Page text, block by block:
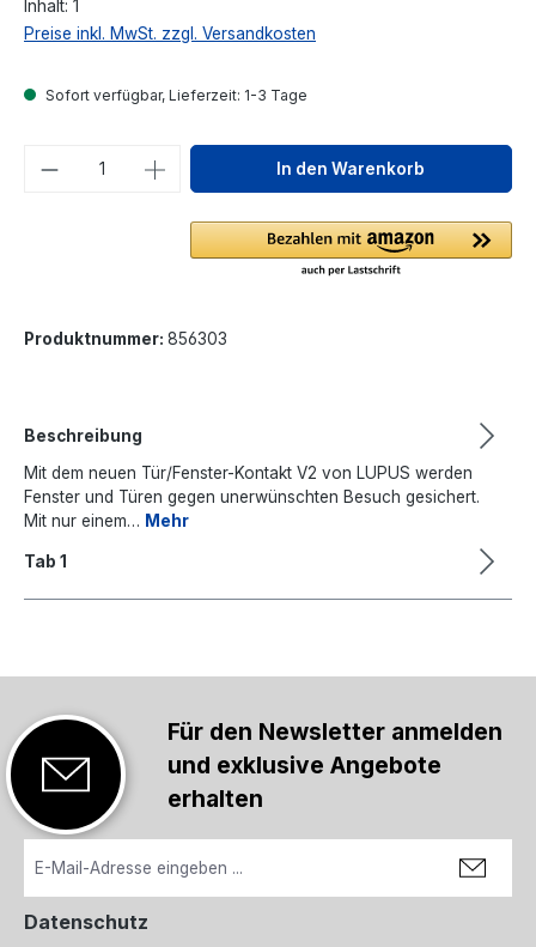
Inhalt: 1
Preise inkl. MwSt. zzgl. Versandkosten
Sofort verfügbar, Lieferzeit: 1-3 Tage
Produkt Anzahl: Gib denIn den Warenkorb
Produktnummer: 856303
Beschreibung
Mit dem neuen Tür/Fenster-Kontakt V2 von LUPUS werden
Fenster und Türen gegen unerwünschten Besuch gesichert.
Mit nur einem… Mehr
Tab 1
Für den Newsletter anmelden
und exklusive Angebote
erhalten
Datenschutz